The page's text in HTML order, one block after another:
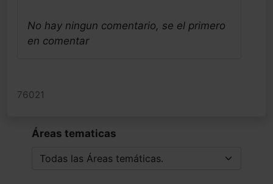
No hay ningun comentario, se el primero
en comentar
76021
Áreas tematicas